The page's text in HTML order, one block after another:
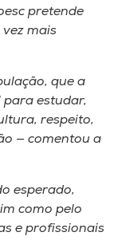
pretende
mais
que a
para estudar,
respeito,
— comentou a
esperado,
como pelo
e profissionais